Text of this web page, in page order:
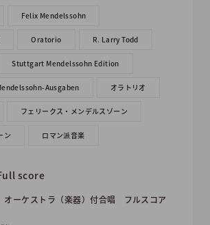
Felix Mendelssohn
Oratorio R. Larry Todd
Stuttgart Mendelssohn Edition
Ausgaben オラトリオ
フェリークス・メンデルスゾーン
ン ロマン派音楽
score
オーケストラ（楽器）付合唱 フルスコア